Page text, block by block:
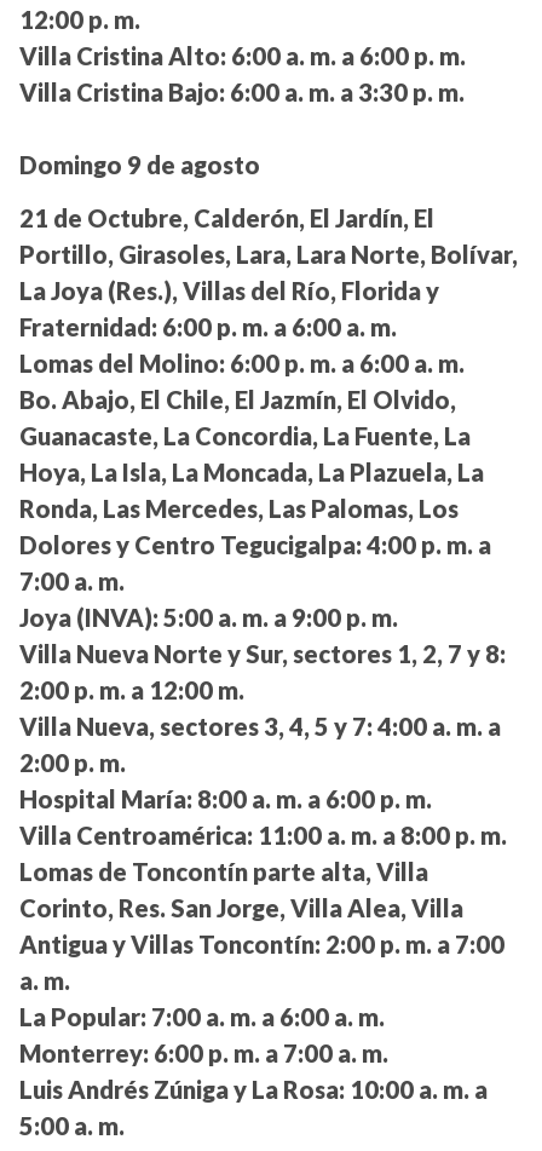
12:00 p. m.
Villa Cristina Alto: 6:00 a. m. a 6:00 p. m.
Villa Cristina Bajo: 6:00 a. m. a 3:30 p. m.
Domingo 9 de agosto
21 de Octubre, Calderón, El Jardín, El
Portillo, Girasoles, Lara, Lara Norte, Bolívar,
La Joya (Res.), Villas del Río, Florida y
Fraternidad: 6:00 p. m. a 6:00 a. m.
Lomas del Molino: 6:00 p. m. a 6:00 a. m.
Bo. Abajo, El Chile, El Jazmín, El Olvido,
Guanacaste, La Concordia, La Fuente, La
Hoya, La Isla, La Moncada, La Plazuela, La
Ronda, Las Mercedes, Las Palomas, Los
Dolores y Centro Tegucigalpa: 4:00 p. m. a
7:00 a. m.
Joya (INVA): 5:00 a. m. a 9:00 p. m.
Villa Nueva Norte y Sur, sectores 1, 2, 7 y 8:
2:00 p. m. a 12:00 m.
Villa Nueva, sectores 3, 4, 5 y 7: 4:00 a. m. a
2:00 p. m.
Hospital María: 8:00 a. m. a 6:00 p. m.
Villa Centroamérica: 11:00 a. m. a 8:00 p. m.
Lomas de Toncontín parte alta, Villa
Corinto, Res. San Jorge, Villa Alea, Villa
Antigua y Villas Toncontín: 2:00 p. m. a 7:00
a. m.
La Popular: 7:00 a. m. a 6:00 a. m.
Monterrey: 6:00 p. m. a 7:00 a. m.
Luis Andrés Zúniga y La Rosa: 10:00 a. m. a
5:00 a. m.